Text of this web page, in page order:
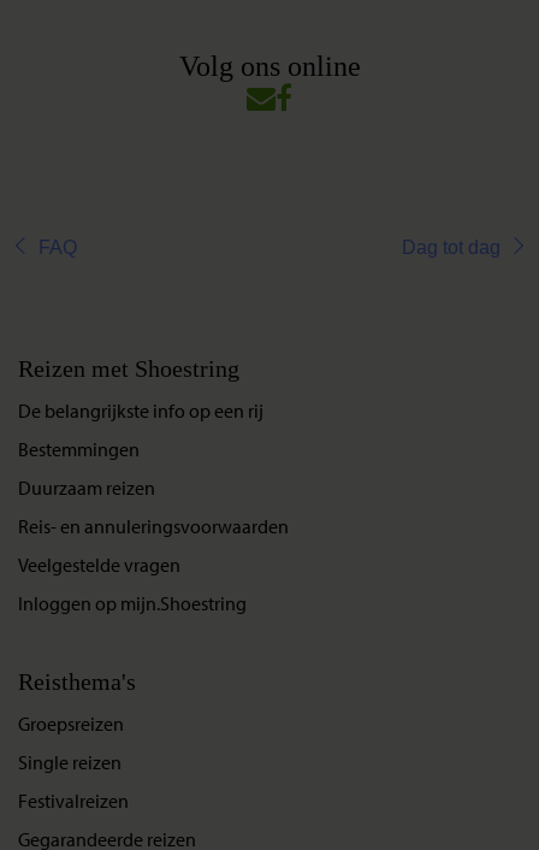
Volg ons online
FAQ Dag tot dag
Reizen met Shoestring
De belangrijkste info op een rij
Bestemmingen
Duurzaam reizen
Reis- en annuleringsvoorwaarden
Veelgestelde vragen
Inloggen op mijn.Shoestring
Reisthema's
Groepsreizen
Single reizen
Festivalreizen
Gegarandeerde reizen